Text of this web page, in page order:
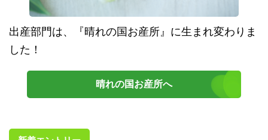
出産部門は、『晴れの国お産所』に生まれ変わりま
した！
晴れの国お産所へ